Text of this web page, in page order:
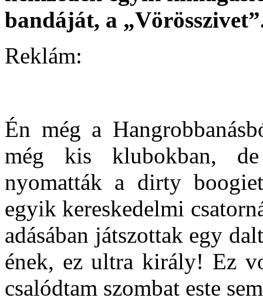
bandáját, a
Reklám:
Én még a
még kis klubokban, de
nyomatták a dirty
egyik kereskedelmi
adásában játszottak egy
ének, ez ultra király! Ez
csalódtam szombat este